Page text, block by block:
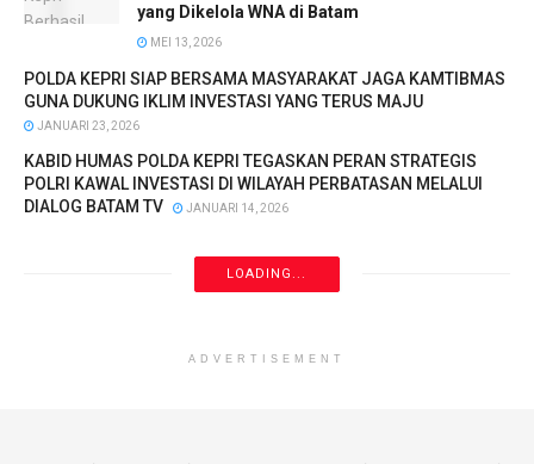
yang Dikelola WNA di Batam
MEI 13, 2026
POLDA KEPRI SIAP BERSAMA MASYARAKAT JAGA KAMTIBMAS
GUNA DUKUNG IKLIM INVESTASI YANG TERUS MAJU
JANUARI 23, 2026
KABID HUMAS POLDA KEPRI TEGASKAN PERAN STRATEGIS
POLRI KAWAL INVESTASI DI WILAYAH PERBATASAN MELALUI
DIALOG BATAM TV
JANUARI 14, 2026
LOADING...
ADVERTISEMENT